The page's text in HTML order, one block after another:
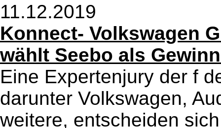
11.12.2019
Konnect- Volkswagen
wählt Seebo als
Eine Expertenjury der f
darunter Volkswagen,
weitere, entscheiden